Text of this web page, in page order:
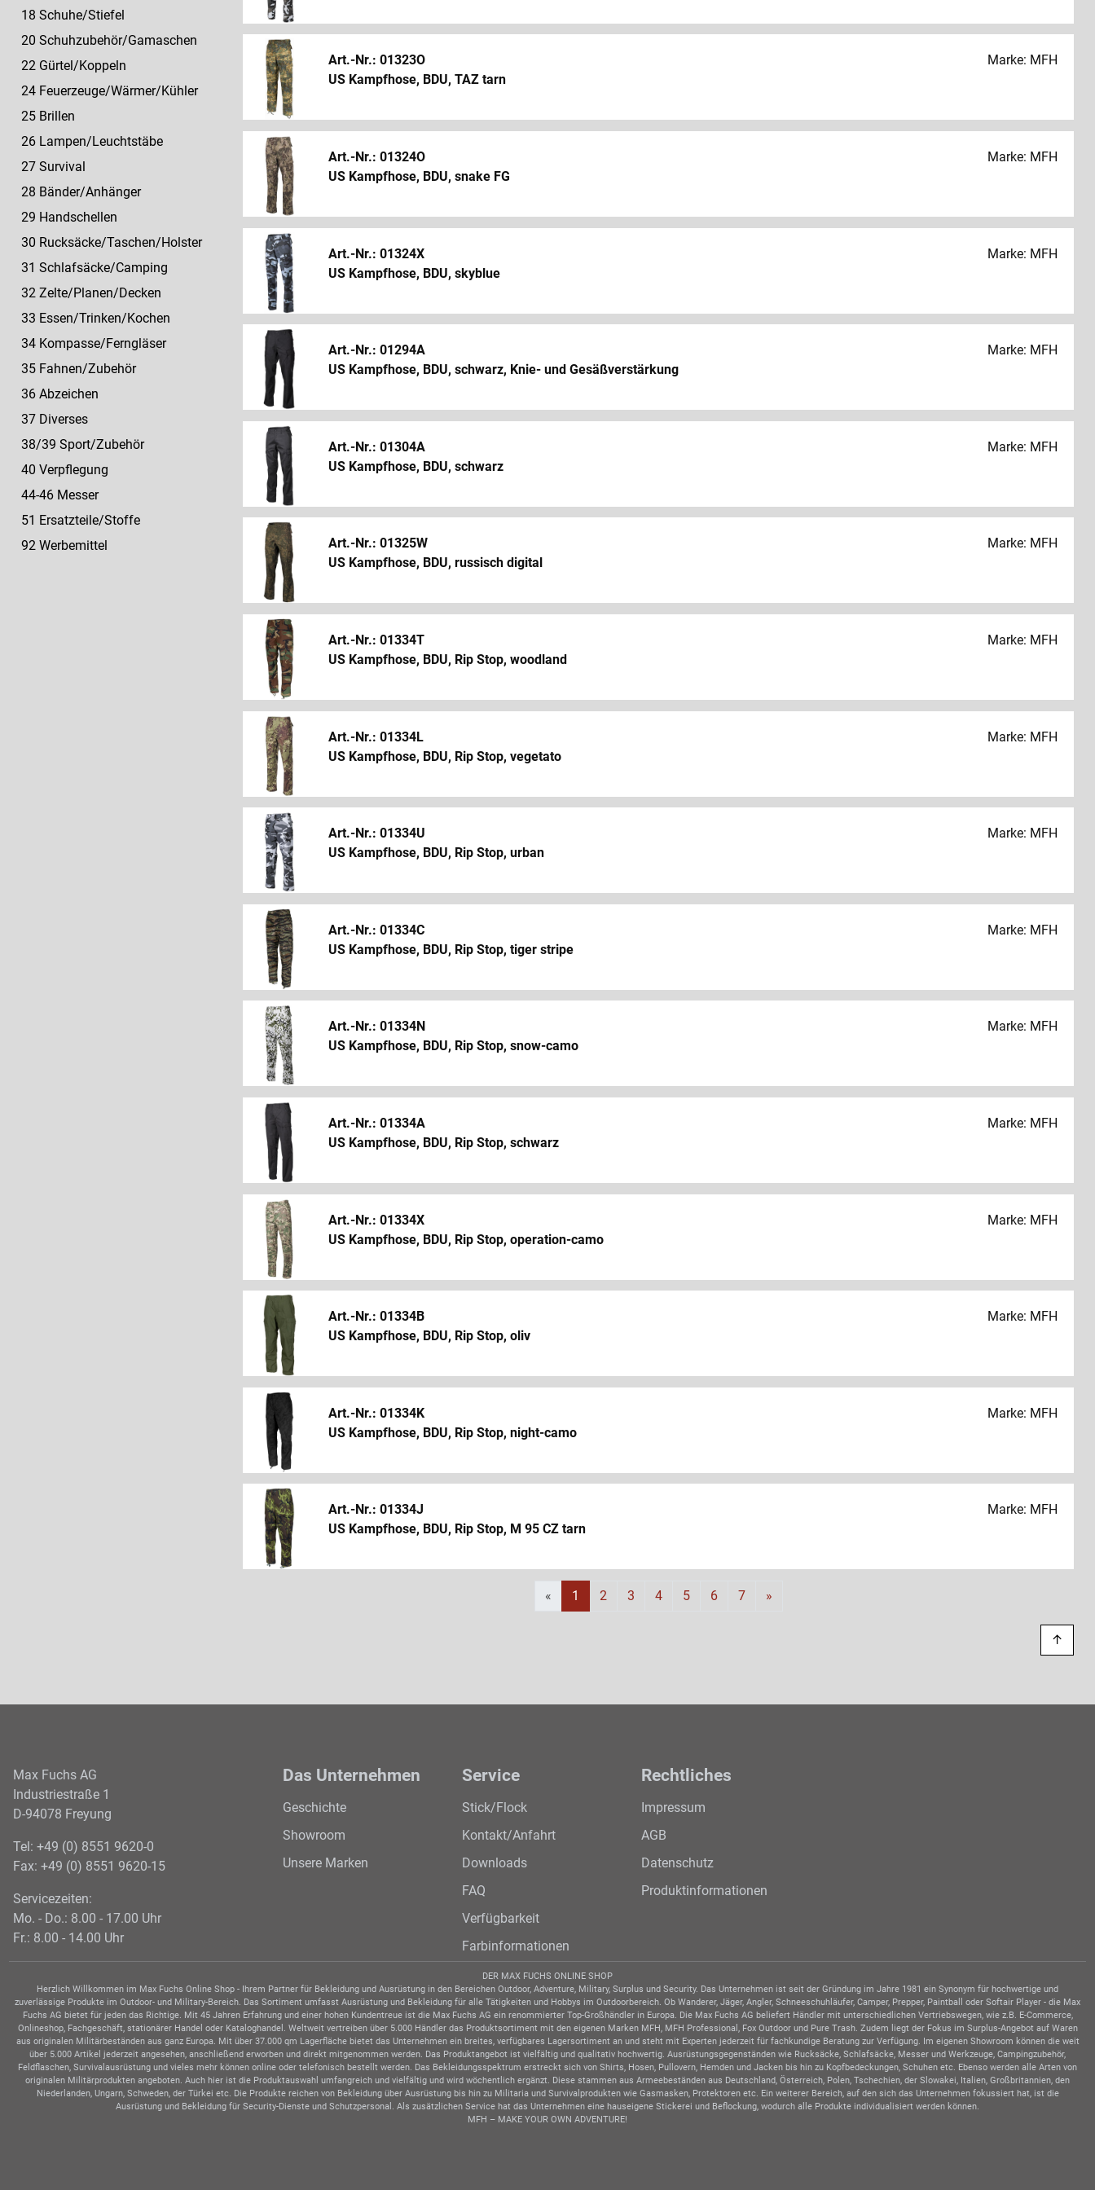
18 Schuhe/Stiefel
20 Schuhzubehör/Gamaschen
22 Gürtel/Koppeln
24 Feuerzeuge/Wärmer/Kühler
25 Brillen
26 Lampen/Leuchtstäbe
27 Survival
28 Bänder/Anhänger
29 Handschellen
30 Rucksäcke/Taschen/Holster
31 Schlafsäcke/Camping
32 Zelte/Planen/Decken
33 Essen/Trinken/Kochen
34 Kompasse/Ferngläser
35 Fahnen/Zubehör
36 Abzeichen
37 Diverses
38/39 Sport/Zubehör
40 Verpflegung
44-46 Messer
51 Ersatzteile/Stoffe
92 Werbemittel
Art.-Nr.: 01323O
US Kampfhose, BDU, TAZ tarn
Marke: MFH
Art.-Nr.: 01324O
US Kampfhose, BDU, snake FG
Marke: MFH
Art.-Nr.: 01324X
US Kampfhose, BDU, skyblue
Marke: MFH
Art.-Nr.: 01294A
US Kampfhose, BDU, schwarz, Knie- und Gesäßverstärkung
Marke: MFH
Art.-Nr.: 01304A
US Kampfhose, BDU, schwarz
Marke: MFH
Art.-Nr.: 01325W
US Kampfhose, BDU, russisch digital
Marke: MFH
Art.-Nr.: 01334T
US Kampfhose, BDU, Rip Stop, woodland
Marke: MFH
Art.-Nr.: 01334L
US Kampfhose, BDU, Rip Stop, vegetato
Marke: MFH
Art.-Nr.: 01334U
US Kampfhose, BDU, Rip Stop, urban
Marke: MFH
Art.-Nr.: 01334C
US Kampfhose, BDU, Rip Stop, tiger stripe
Marke: MFH
Art.-Nr.: 01334N
US Kampfhose, BDU, Rip Stop, snow-camo
Marke: MFH
Art.-Nr.: 01334A
US Kampfhose, BDU, Rip Stop, schwarz
Marke: MFH
Art.-Nr.: 01334X
US Kampfhose, BDU, Rip Stop, operation-camo
Marke: MFH
Art.-Nr.: 01334B
US Kampfhose, BDU, Rip Stop, oliv
Marke: MFH
Art.-Nr.: 01334K
US Kampfhose, BDU, Rip Stop, night-camo
Marke: MFH
Art.-Nr.: 01334J
US Kampfhose, BDU, Rip Stop, M 95 CZ tarn
Marke: MFH
« 1 2 3 4 5 6 7 »Weiter
↑
Max Fuchs AG
Industriestraße 1
D-94078 Freyung
Tel: +49 (0) 8551 9620-0
Fax: +49 (0) 8551 9620-15
Servicezeiten:
Mo. - Do.: 8.00 - 17.00 Uhr
Fr.: 8.00 - 14.00 Uhr
Das Unternehmen
Geschichte
Showroom
Unsere Marken
Service
Stick/Flock
Kontakt/Anfahrt
Downloads
FAQ
Verfügbarkeit
Farbinformationen
Rechtliches
Impressum
AGB
Datenschutz
Produktinformationen
DER MAX FUCHS ONLINE SHOP
Herzlich Willkommen im Max Fuchs Online Shop - Ihrem Partner für Bekleidung und Ausrüstung in den Bereichen Outdoor, Adventure, Military, Surplus und Security. Das Unternehmen ist seit der Gründung im Jahre 1981 ein Synonym für hochwertige und
zuverlässige Produkte im Outdoor- und Military-Bereich. Das Sortiment umfasst Ausrüstung und Bekleidung für alle Tätigkeiten und Hobbys im Outdoorbereich. Ob Wanderer, Jäger, Angler, Schneeschuhläufer, Camper, Prepper, Paintball oder Softair Player - die Max
Fuchs AG bietet für jeden das Richtige. Mit 45 Jahren Erfahrung und einer hohen Kundentreue ist die Max Fuchs AG ein renommierter Top-Großhändler in Europa. Die Max Fuchs AG beliefert Händler mit unterschiedlichen Vertriebswegen, wie z.B. E-Commerce,
Onlineshop, Fachgeschäft, stationärer Handel oder Kataloghandel. Weltweit vertreiben über 5.000 Händler das Produktsortiment mit den eigenen Marken MFH, MFH Professional, Fox Outdoor und Pure Trash. Zudem liegt der Fokus im Surplus-Angebot auf Waren
aus originalen Militärbeständen aus ganz Europa. Mit über 37.000 qm Lagerfläche bietet das Unternehmen ein breites, verfügbares Lagersortiment an und steht mit Experten jederzeit für fachkundige Beratung zur Verfügung. Im eigenen Showroom können die weit
über 5.000 Artikel jederzeit angesehen, anschließend erworben und direkt mitgenommen werden. Das Produktangebot ist vielfältig und qualitativ hochwertig. Ausrüstungsgegenständen wie Rucksäcke, Schlafsäcke, Messer und Werkzeuge, Campingzubehör,
Feldflaschen, Survivalausrüstung und vieles mehr können online oder telefonisch bestellt werden. Das Bekleidungsspektrum erstreckt sich von Shirts, Hosen, Pullovern, Hemden und Jacken bis hin zu Kopfbedeckungen, Schuhen etc. Ebenso werden alle Arten von
originalen Militärprodukten angeboten. Auch hier ist die Produktauswahl umfangreich und vielfältig und wird wöchentlich ergänzt. Diese stammen aus Armeebeständen aus Deutschland, Österreich, Polen, Tschechien, der Slowakei, Italien, Großbritannien, den
Niederlanden, Ungarn, Schweden, der Türkei etc. Die Produkte reichen von Bekleidung über Ausrüstung bis hin zu Militaria und Survivalprodukten wie Gasmasken, Protektoren etc. Ein weiterer Bereich, auf den sich das Unternehmen fokussiert hat, ist die
Ausrüstung und Bekleidung für Security-Dienste und Schutzpersonal. Als zusätzlichen Service hat das Unternehmen eine hauseigene Stickerei und Beflockung, wodurch alle Produkte individualisiert werden können.
MFH – MAKE YOUR OWN ADVENTURE!